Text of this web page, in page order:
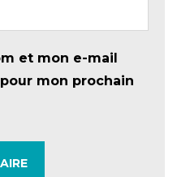
et mon e-mail
mon prochain